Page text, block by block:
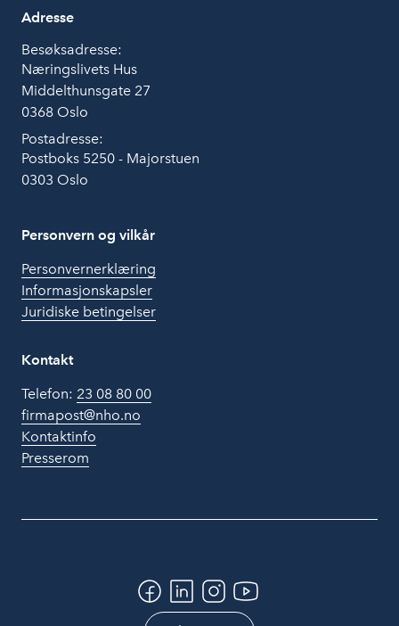
Adresse
Besøksadresse:
Næringslivets Hus
Middelthunsgate 27
0368 Oslo
Postadresse:
Postboks 5250 - Majorstuen
0303 Oslo
Personvern og vilkår
Personvernerklæring
Informasjonskapsler
Juridiske betingelser
Kontakt
Telefon: 23 08 80 00
firmapost@nho.no
Kontaktinfo
Presserom